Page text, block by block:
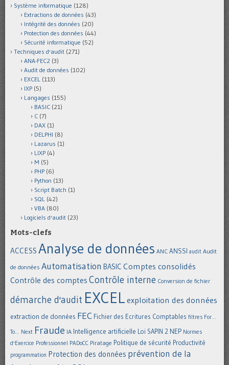
Système informatique (128)
Extractions de données (43)
Intégrité des données (20)
Protection des données (44)
Sécurité informatique (52)
Techniques d'audit (271)
ANA-FEC2 (3)
Audit de données (102)
EXCEL (113)
IXP (5)
Langages (155)
BASIC (21)
C (7)
DAX (1)
DELPHI (8)
Lazarus (1)
LIXP (4)
M (5)
PHP (6)
Python (13)
Script Batch (1)
SQL (42)
VBA (80)
Logiciels d'audit (23)
Mots-clefs
ACCESS Analyse de données ANC ANSSI audit Audit
de données Automatisation BASIC Comptes consolidés
Contrôle des comptes Contrôle interne Conversion de fichier
démarche d'audit EXCEL exploitation des données
extraction de données FEC Fichier des Ecritures Comptables filtres For...
To... Next Fraude IA Intelligence artificielle Loi SAPIN 2 NEP Normes
d'Exercice Professionnel PADoCC Piratage Politique de sécurité Productivité
programmation Protection des données prévention de la